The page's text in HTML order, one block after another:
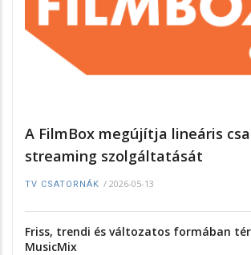
A FilmBox megújítja lineáris
streaming szolgáltatását
TV CSATORNÁK / 2026-05-13
Friss, trendi és változatos formában
MusicMix